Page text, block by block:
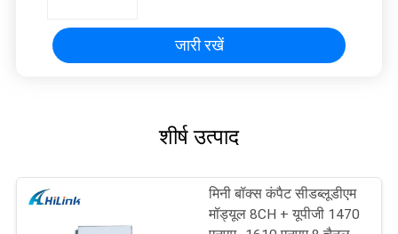
जारी रखें
शीर्ष उत्पाद
मिनी बॉक्स कंपैट सीडब्लूडीएम
मॉड्यूल 8CH + यूपीजी 1470